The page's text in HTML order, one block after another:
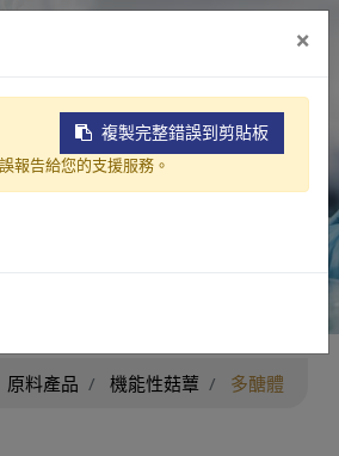
| Be New ‧ Be Beneficial
原料產品 機能性菇蕈 多醣體
×
複製完整錯誤到剪貼板
報告給您的支援服務。